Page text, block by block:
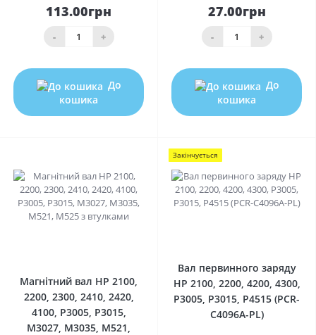
113.00грн
- +
До
кошика
27.00грн
- +
До
кошика
Магнітний вал HP 2100,
2200, 2300, 2410, 2420,
4100, P3005, P3015,
M3027, M3035, M521,
Закінчується
Вал первинного заряду
HP 2100, 2200, 4200, 4300,
P3005, P3015, P4515 (PCR-
C4096A-PL)